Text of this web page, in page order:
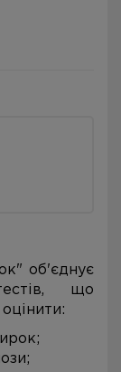
об'єднує
що